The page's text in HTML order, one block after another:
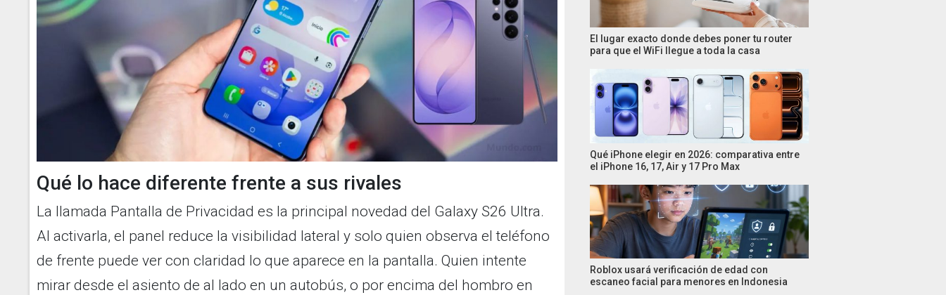
Qué lo hace diferente frente a sus rivales
La llamada Pantalla de Privacidad es la principal novedad del Galaxy S26 Ultra.
Al activarla, el panel reduce la visibilidad lateral y solo quien observa el teléfono
de frente puede ver con claridad lo que aparece en la pantalla. Quien intente
mirar desde el asiento de al lado en un autobús, o por encima del hombro en
El lugar exacto donde debes poner tu router
para que el WiFi llegue a toda la casa
Qué iPhone elegir en 2026: comparativa entre
el iPhone 16, 17, Air y 17 Pro Max
Roblox usará verificación de edad con
escaneo facial para menores en Indonesia